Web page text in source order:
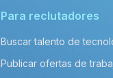
Para reclutadores
Buscar talento de
Publicar ofertas de